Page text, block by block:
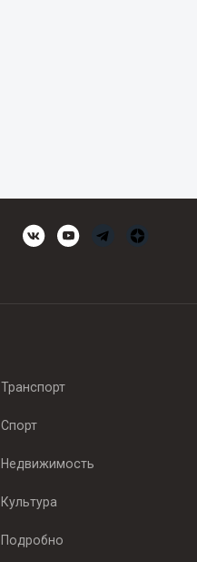
Транспорт
Спорт
Недвижимость
Культура
Подробно